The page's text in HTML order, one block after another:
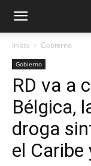
Inicio Gobierno
Gobierno
RD va a
Bélgica,
droga
el Caribe